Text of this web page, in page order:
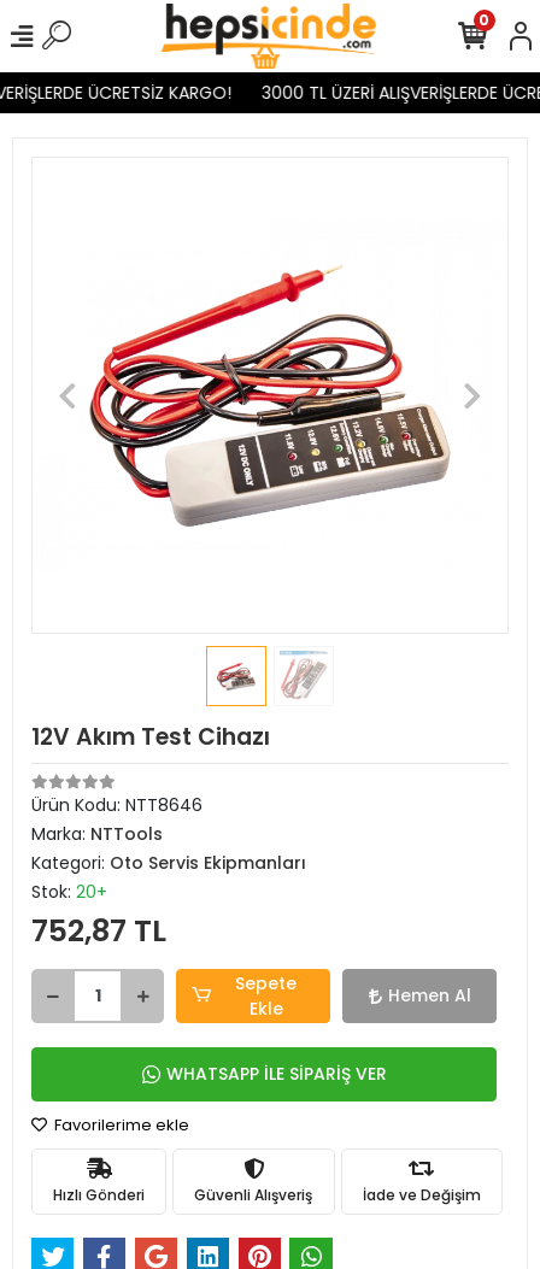
ÜCRETSİZ KARGO! 3000 TL ÜZERİ ALIŞVERİŞLERDE
0
12V Akım Test Cihazı
Ürün Kodu: NTT8646
Marka: NTTools
Kategori: Oto Servis Ekipmanları
Stok: 20+
752,87 TL
Sepete
Ekle
Hemen Al
WHATSAPP İLE SİPARİŞ VER
Favorilerime ekle
Hızlı Gönderi Güvenli Alışveriş İade ve Değişim